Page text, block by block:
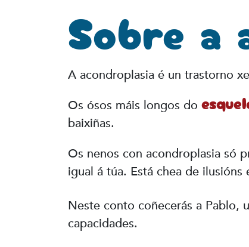
Sobre a
A acondroplasia é un trastorno
Os ósos máis longos do
baixiñas.
Os nenos con acondroplasia só
igual á túa. Está chea de ilusións
Neste conto coñecerás a Pablo,
capacidades.